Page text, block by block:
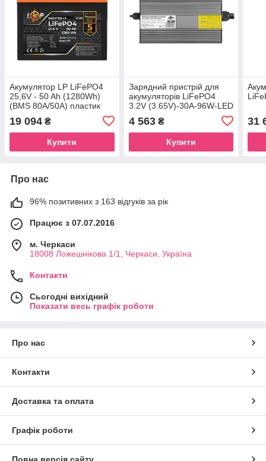
Акумулятор LP LiFePO4
25,6V - 50 Ah (1280Wh)
(BMS 80A/50А) пластик
19 094 ₴
Купити
Зарядний пристрій для
акумуляторів LiFePO4
3.2V (3.65V)-30A-96W-LED
4 563₴
Купити
31
Про нас
96% позитивних з 163 відгуків за рік
Працює з 07.07.2016
м. Черкаси
18008 Ложешнікова 1/1, Черкаси, Україна
Контакти
Сьогодні вихідний
Показати весь графік роботи
Про нас
Контакти
Доставка та оплата
Графік роботи